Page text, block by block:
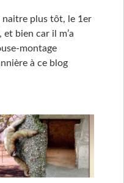
naitre plus tôt, le 1er
bien car il m’a
montage
à ce blog